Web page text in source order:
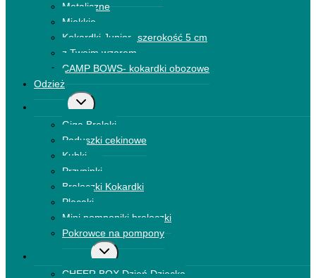
Metaliczne
Miękkie
Kokardki Junior- szerokość 5 cm
z Twoim wzorem
CAMP BOWS- kokardki obozowe
Odzież
Przełącz
Giga Breloki
Poduszki cekinowe
Kubki
Przypinki
Breloczki Kokardki
Plecaki
Mini pomponiki breloczki
Pokrowce na pompony
Przełącz
CHEER BOX Dzień Dziecka